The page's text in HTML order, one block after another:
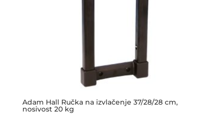
Adam Hall Ručka na izvlačenje 37/28/28 cm,
nosivost 20 kg